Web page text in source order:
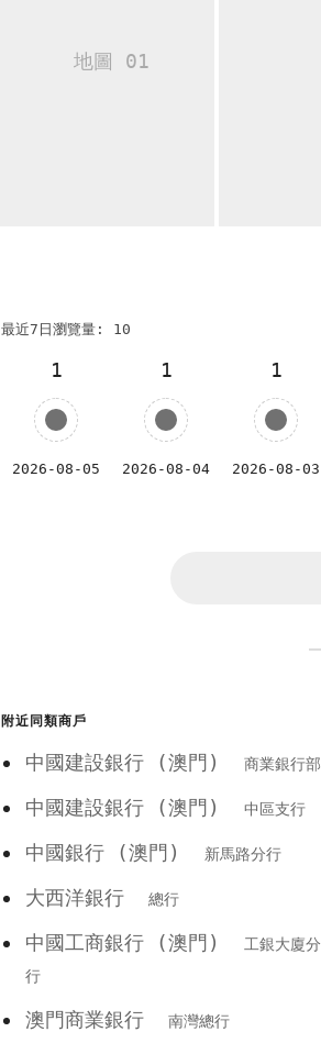
最近7日瀏覽量: 10
1
2026-08-05
1
2026-08-04
1
2026-08-03
附近同類商戶
中國建設銀行 (澳門) 商業銀行部
中國建設銀行 (澳門) 中區支行
中國銀行 (澳門) 新馬路分行
大西洋銀行 總行
中國工商銀行 (澳門)
工銀大廈分
行
澳門商業銀行 南灣總行